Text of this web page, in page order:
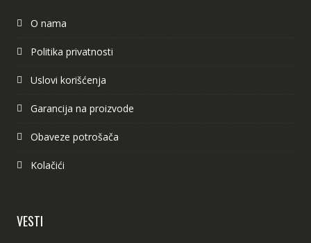
O nama
Politika privatnosti
Uslovi korišćenja
Garancija na proizvode
Obaveze potrošača
Kolačići
VESTI